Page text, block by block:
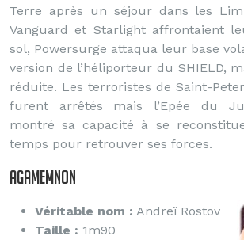
Terre après un séjour dans les
Vanguard et Starlight affrontaient
sol, Powersurge attaqua leur base
version de l’héliporteur du SHIELD,
réduite. Les terroristes de Saint-
furent arrêtés mais l’Epée du
montré sa capacité à se
temps pour retrouver ses forces.
Agamemnon
Véritable nom : Andreï Rostov
Taille : 1m90